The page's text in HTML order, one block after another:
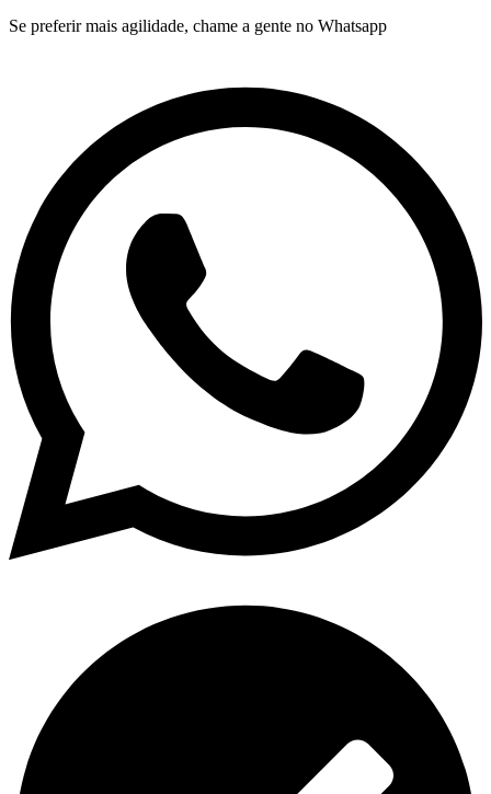
Se preferir mais agilidade, chame a gente no Whatsapp